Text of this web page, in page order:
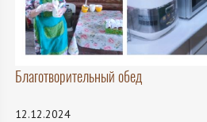
Благотворительный обед
12.12.2024